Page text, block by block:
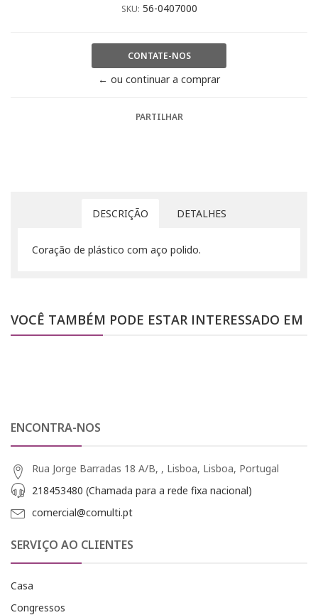
SKU: 56-0407000
CONTATE-NOS
← ou continuar a comprar
PARTILHAR
DESCRIÇÃO DETALHES
Coração de plástico com aço polido.
VOCÊ TAMBÉM PODE ESTAR INTERESSADO EM
ENCONTRA-NOS
Rua Jorge Barradas 18 A/B, , Lisboa, Lisboa, Portugal
218453480 (Chamada para a rede fixa nacional)
comercial@comulti.pt
SERVIÇO AO CLIENTES
Casa
Congressos